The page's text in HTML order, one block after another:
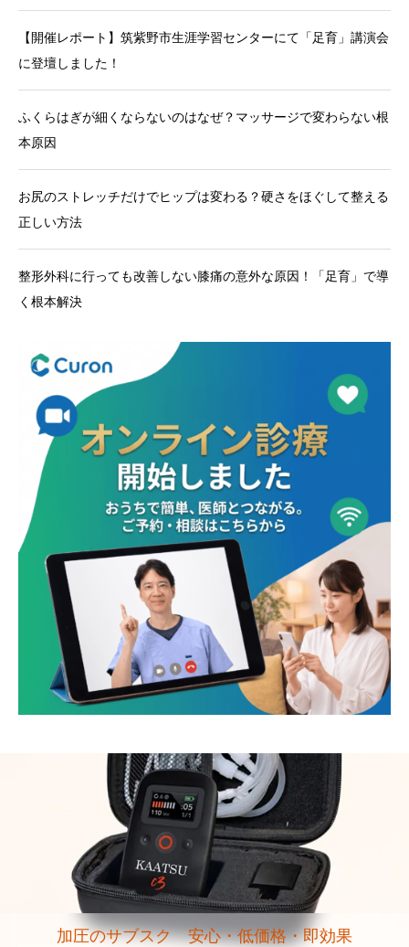
【開催レポート】筑紫野市生涯学習センターにて「足育」講演会
に登壇しました！
ふくらはぎが細くならないのはなぜ？マッサージで変わらない根
本原因
お尻のストレッチだけでヒップは変わる？硬さをほぐして整える
正しい方法
整形外科に行っても改善しない膝痛の意外な原因！「足育」で導
く根本解決
加圧のサブスク 安心・低価格・即効果